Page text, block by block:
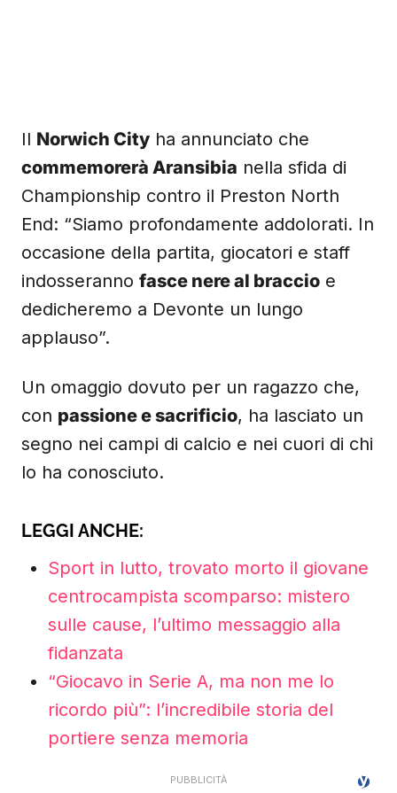
Il Norwich City ha annunciato che
commemorerà Aransibia nella sfida di
Championship contro il Preston North
End: “Siamo profondamente addolorati. In
occasione della partita, giocatori e staff
indosseranno fasce nere al braccio e
dedicheremo a Devonte un lungo
applauso”.
Un omaggio dovuto per un ragazzo che,
con passione e sacrificio, ha lasciato un
segno nei campi di calcio e nei cuori di chi
lo ha conosciuto.
LEGGI ANCHE:
Sport in lutto, trovato morto il giovane
centrocampista scomparso: mistero
sulle cause, l’ultimo messaggio alla
fidanzata
“Giocavo in Serie A, ma non me lo
ricordo più”: l’incredibile storia del
portiere senza memoria